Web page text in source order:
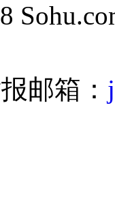
邮箱：